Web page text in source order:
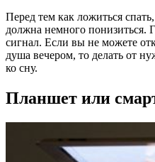
Перед тем как ложиться
должна немного понизиться.
сигнал. Если вы не можете
душа вечером, то делать от
ко сну.
Планшет или